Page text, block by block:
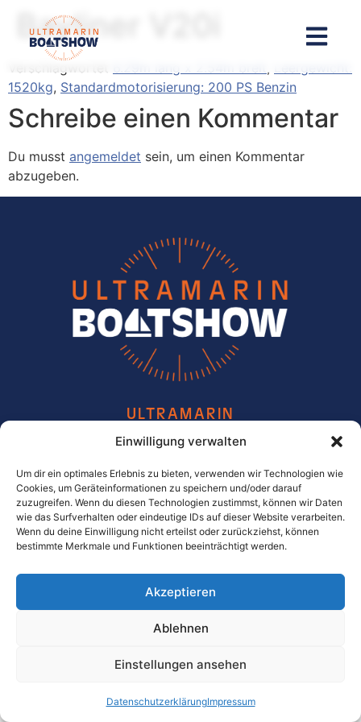
Einwilligung verwalten
Um dir ein optimales Erlebnis zu bieten, verwenden wir Technologien wie
Cookies, um Geräteinformationen zu speichern und/oder darauf
zuzugreifen. Wenn du diesen Technologien zustimmst, können wir Daten
wie das Surfverhalten oder eindeutige IDs auf dieser Website verarbeiten.
Wenn du deine Einwilligung nicht erteilst oder zurückziehst, können
bestimmte Merkmale und Funktionen beeinträchtigt werden.
Akzeptieren
Ablehnen
Einstellungen ansehen
DatenschutzerklärungImpressum
springenBayliner V20i
Verschlagwortet
1520kg, Standardmotorisierung: 200 PS Benzin
Schreibe einen Kommentar
Du musst angemeldet sein, um einen Kommentar
abzugeben.
ULTRAMARIN
Im Wassersportzentrum 10
D-88079 Kressbronn-Gohren
Tel.:0049 / 75 43 / 96 60 – 0
Mail:info@ultramarin.com
DatenschutzerklärungImpressumBarrierefreiheitserklärung